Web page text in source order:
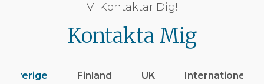
Vi Kontaktar Dig!
Kontakta Mig
Sverige Finland UK Internationellt